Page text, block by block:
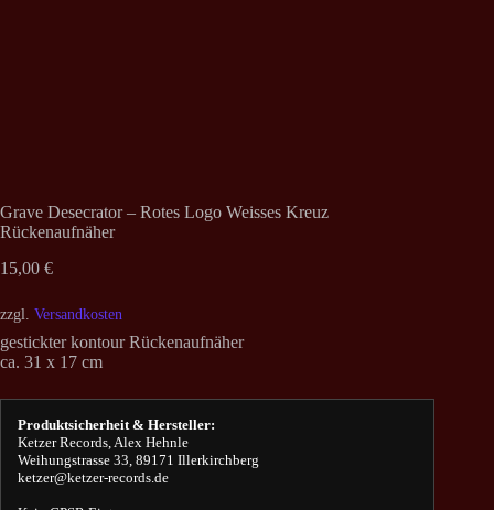
Grave Desecrator – Rotes Logo Weisses Kreuz
Rückenaufnäher
15,00 €
zzgl. Versandkosten
gestickter kontour Rückenaufnäher
ca. 31 x 17 cm
Produktsicherheit & Hersteller:
Ketzer Records, Alex Hehnle
Weihungstrasse 33, 89171 Illerkirchberg
ketzer@ketzer-records.de